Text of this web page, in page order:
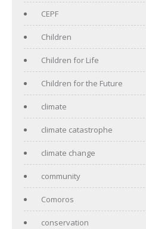
CEPF
Children
Children for Life
Children for the Future
climate
climate catastrophe
climate change
community
Comoros
conservation